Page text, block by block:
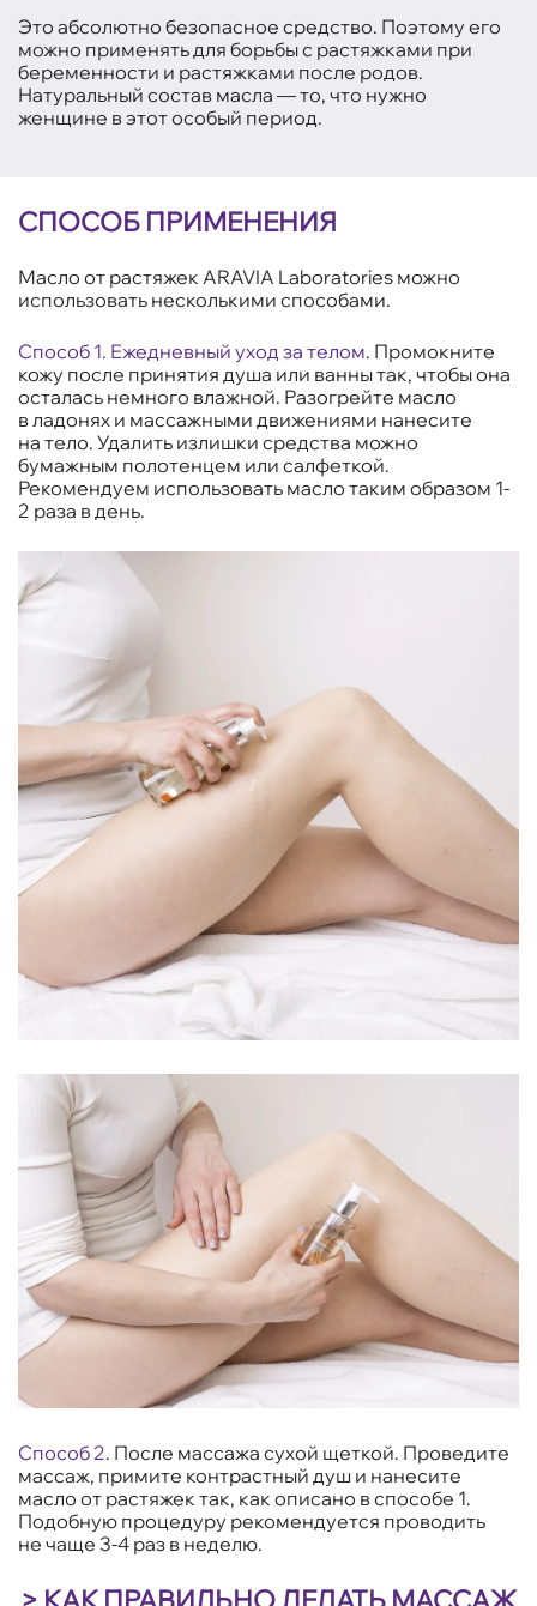
Это абсолютно безопасное средство. Поэтому его
можно применять для борьбы с растяжками при
беременности и растяжками после родов.
Натуральный состав масла — то, что нужно
женщине в этот особый период.
СПОСОБ ПРИМЕНЕНИЯ
Масло от растяжек ARAVIA Laboratories можно
использовать несколькими способами.
Способ 1. Ежедневный уход за телом. Промокните
кожу после принятия душа или ванны так, чтобы она
осталась немного влажной. Разогрейте масло
в ладонях и массажными движениями нанесите
на тело. Удалить излишки средства можно
бумажным полотенцем или салфеткой.
Рекомендуем использовать масло таким образом 1-
2 раза в день.
Способ 2. После массажа сухой щеткой. Проведите
массаж, примите контрастный душ и нанесите
масло от растяжек так, как описано в способе 1.
Подобную процедуру рекомендуется проводить
не чаще 3-4 раз в неделю.